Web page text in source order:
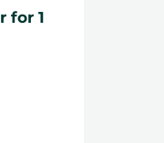
for 1